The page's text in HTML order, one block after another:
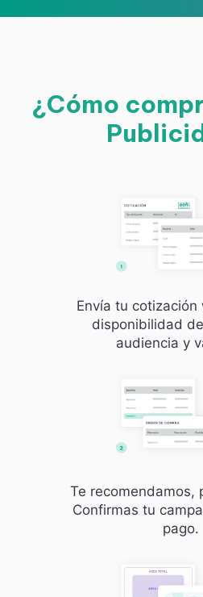
¿Cómo
Envía tu
disponibilidad
audiencia y
Te recomendamos,
Confirmas tu
pago.